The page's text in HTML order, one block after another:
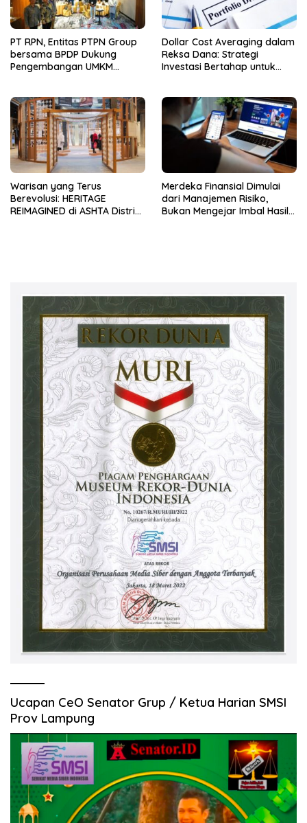
PT RPN, Entitas PTPN Group
bersama BPDP Dukung
Pengembangan UMKM
Dollar Cost Averaging dalam
Reksa Dana: Strategi
Investasi Bertahap untuk
Warisan yang Terus
Berevolusi: HERITAGE
REIMAGINED di ASHTA District
Merdeka Finansial Dimulai
dari Manajemen Risiko,
Bukan Mengejar Imbal Hasil
Ucapan CeO Senator Grup / Ketua Harian SMSI
Prov Lampung